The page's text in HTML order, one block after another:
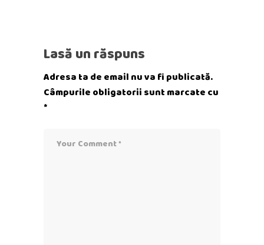
Lasă un răspuns
Adresa ta de email nu va fi publicată.
Câmpurile obligatorii sunt marcate cu
*